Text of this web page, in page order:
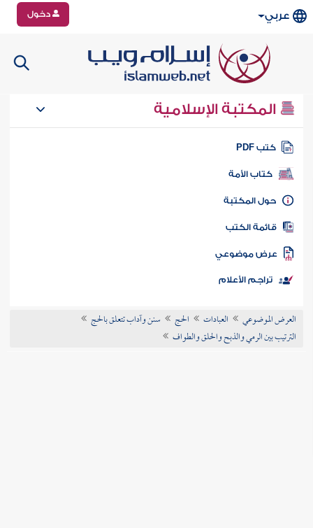
عربي دخول
المكتبة الإسلامية
كتب PDF
كتاب الأمة
المكتبة
الكتب
موضوعي
تراجم الأعلام
العرض الموضوعي العبادات الحج
سنن وآداب تتعلق بالحج
الترتيب بين الرمي والذبح والحلق والطواف